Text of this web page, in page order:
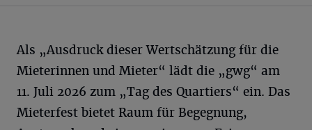
Als „Ausdruck dieser Wertschätzung für die
Mieterinnen und Mieter“ lädt die „gwg“ am
11. Juli 2026 zum „Tag des Quartiers“ ein. Das
Mieterfest bietet Raum für Begegnung,